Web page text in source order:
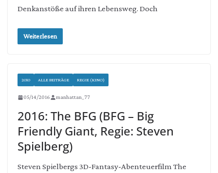
Denkanstöße auf ihren Lebensweg. Doch
Weiterlesen
2010 ALLE BEITRÄGE REGIE (KINO)
05/14/2016 manhattan_77
2016: The BFG (BFG – Big
Friendly Giant, Regie: Steven
Spielberg)
Steven Spielbergs 3D-Fantasy-Abenteuerfilm The